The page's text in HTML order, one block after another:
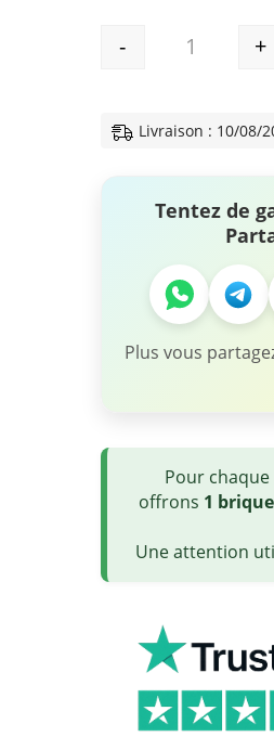
Quantité
- +
Livraison : 10/08/
Tentez de
Plus vous
Pour
offrons 1
Une attention